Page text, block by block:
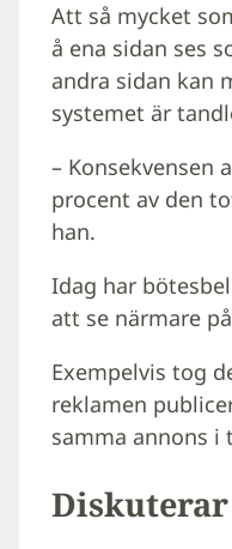
Att så mycket
å ena sidan ses
andra sidan kan
systemet är
– Konsekvensen
procent av den
han.
Idag har
att se närmare
Exempelvis tog
reklamen
samma annons i